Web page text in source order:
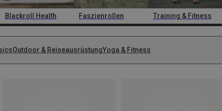
Blackroll Health Faszienrollen Training & Fitness
Outdoor & ReiseausrüstungYoga & Fitness